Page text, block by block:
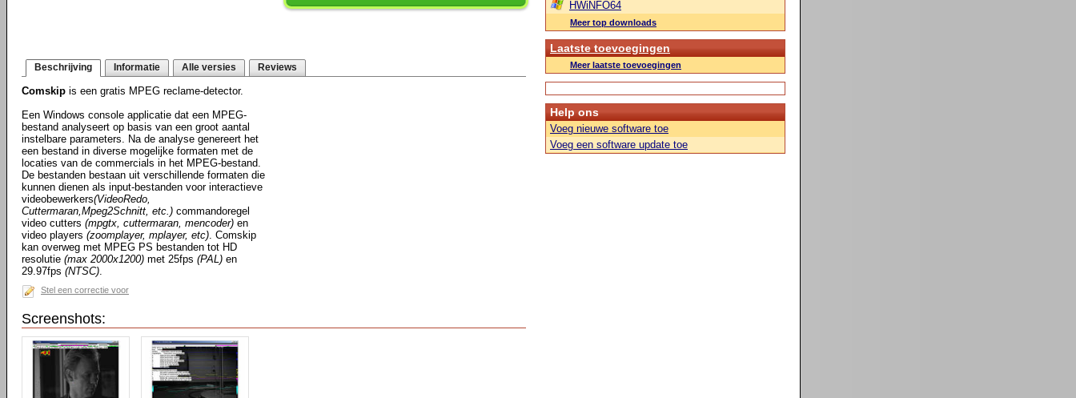
Beschrijving Informatie Alle versies Reviews
Comskip is een gratis MPEG reclame-detector.
Een Windows console applicatie dat een MPEG-
bestand analyseert op basis van een groot aantal
instelbare parameters. Na de analyse genereert het
een bestand in diverse mogelijke formaten met de
locaties van de commercials in het MPEG-bestand.
De bestanden bestaan uit verschillende formaten die
kunnen dienen als input-bestanden voor interactieve
videobewerkers(VideoRedo,
Cuttermaran,Mpeg2Schnitt, etc.) commandoregel
video cutters (mpgtx, cuttermaran, mencoder) en
video players (zoomplayer, mplayer, etc). Comskip
kan overweg met MPEG PS bestanden tot HD
resolutie (max 2000x1200) met 25fps (PAL) en
29.97fps (NTSC).
Stel een correctie voor
Screenshots:
HWiNFO64
Meer top downloads
Laatste toevoegingen
Meer laatste toevoegingen
Help ons
Voeg nieuwe software toe
Voeg een software update toe